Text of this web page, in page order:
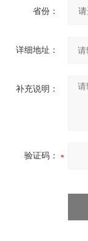
省份：
详细地址：
补充说明：
验证码：